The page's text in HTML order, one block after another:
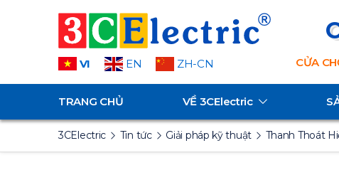
VI EN ZH-CN CỬA
TRANG CHỦ VỀ 3CElectric
3CElectric Tin tức Giải pháp kỹ thuật Thanh Thoát